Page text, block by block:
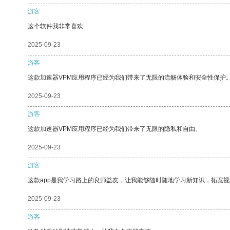
游客
这个软件我非常喜欢
2025-09-23
游客
这款加速器VPM应用程序已经为我们带来了无限的流畅体验和安全性保护
2025-09-23
游客
这款加速器VPM应用程序已经为我们带来了无限的隐私和自由。
2025-09-23
游客
这款app是我学习路上的良师益友，让我能够随时随地学习新知识，拓宽
2025-09-23
游客